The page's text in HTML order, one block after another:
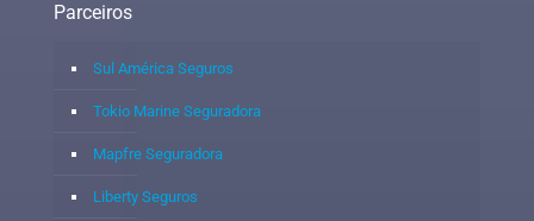
Parceiros
Sul América Seguros
Tokio Marine Seguradora
Mapfre Seguradora
Liberty Seguros